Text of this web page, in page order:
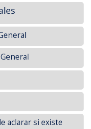
aclarar si existe